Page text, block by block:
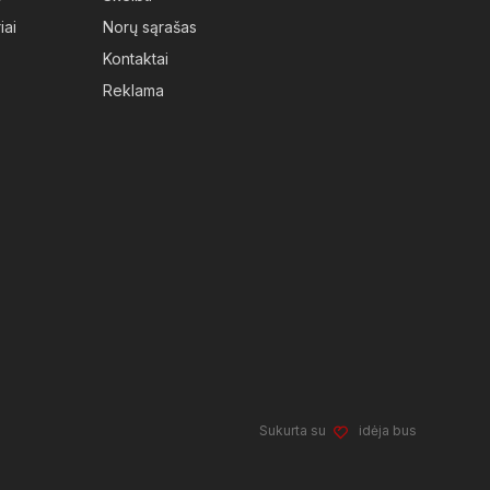
Norų sąrašas
Kontaktai
Reklama
Sukurta su idėja bus